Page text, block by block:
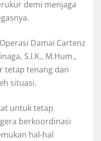
demi menjaga
Damai Cartenz
S.I.K., M.Hum.,
tetap tenang dan
situasi.
untuk tetap
berkoordinasi
hal-hal